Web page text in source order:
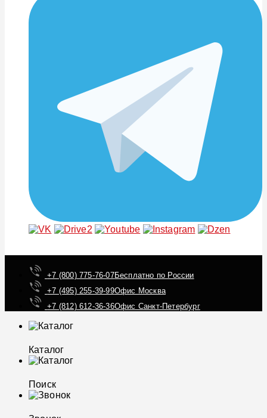
+7 (800) 775-76-07Бесплатно по России
+7 (495) 255-39-99Офис Москва
+7 (812) 612-36-36Офис Санкт-Петербург
Каталог
Поиск